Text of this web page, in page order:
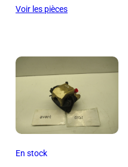
Voir les pièces
En stock